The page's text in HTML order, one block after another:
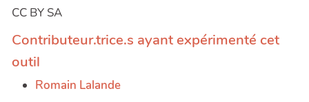
CC BY SA
Contributeur.trice.s ayant expérimenté cet
outil
Romain Lalande